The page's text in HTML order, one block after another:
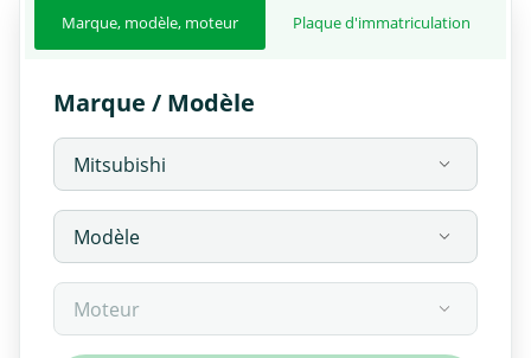
Marque, modèle, moteur Plaque d'immatriculation
Marque / Modèle